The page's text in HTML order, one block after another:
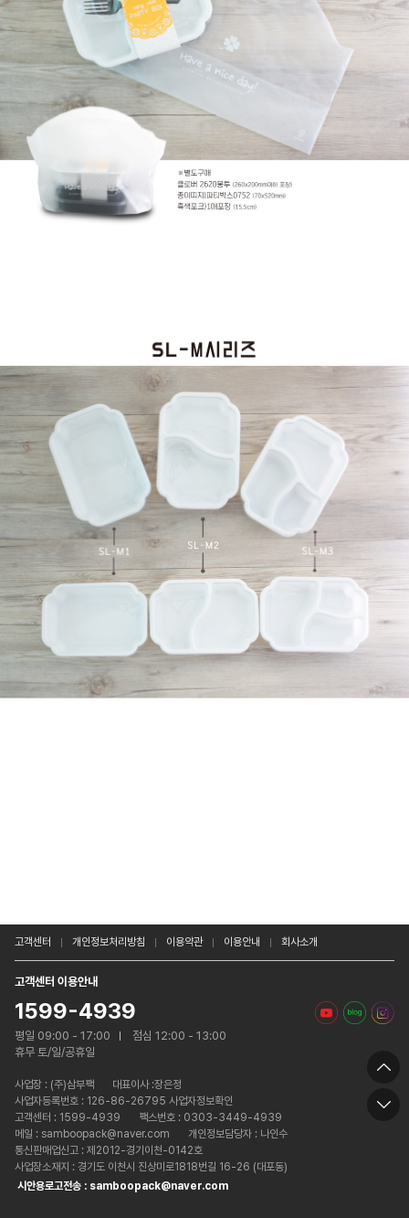
고객센터 개인정보처리방침 이용약관 이용안내 회사소개
고객센터 이용안내
1599-4939
평일 09:00 - 17:00
점심 12:00 - 13:00
휴무 토/일/공휴일
사업장 : (주)삼부팩
대표이사 :장은정
사업자등록번호 : 126-86-26795 사업자정보확인
고객센터 : 1599-4939
팩스번호 : 0303-3449-4939
메일 : samboopack@naver.com
개인정보담당자 : 나인수
통신판매업신고 : 제2012-경기이천-0142호
사업장소재지 : 경기도 이천시 진상미로1818번길 16-26 (대포동)
시안용로고전송 : samboopack@naver.com